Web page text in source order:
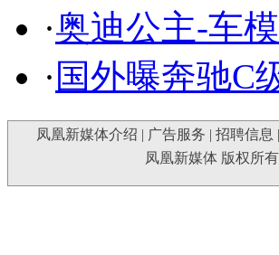
·奥迪公主-车
· 国外曝奔驰C
凤凰新媒体介绍 | 广告服务 | 招聘信息 |
凤凰新媒体 版权所